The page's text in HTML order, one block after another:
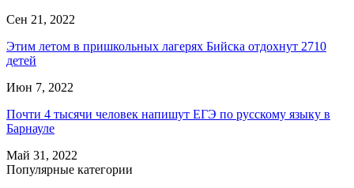
Сен 21, 2022
Этим летом в пришкольных лагерях Бийска отдохнут 2710
детей
Июн 7, 2022
Почти 4 тысячи человек напишут ЕГЭ по русскому языку в
Барнауле
Май 31, 2022
Популярные категории